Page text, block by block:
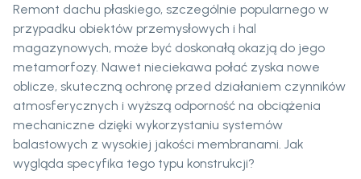
Remont dachu płaskiego, szczególnie popularnego w
przypadku obiektów przemysłowych i hal
magazynowych, może być doskonałą okazją do jego
metamorfozy. Nawet nieciekawa połać zyska nowe
oblicze, skuteczną ochronę przed działaniem czynników
atmosferycznych i wyższą odporność na obciążenia
mechaniczne dzięki wykorzystaniu systemów
balastowych z wysokiej jakości membranami. Jak
wygląda specyfika tego typu konstrukcji?